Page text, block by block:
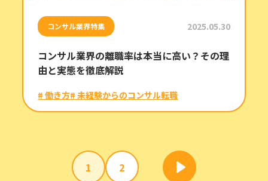
コンサル業界特集 2025.05.30
コンサル業界の離職率は本当に高い？その理
由と実態を徹底解説
# 働き方# 未経験からのコンサル転職
1 2